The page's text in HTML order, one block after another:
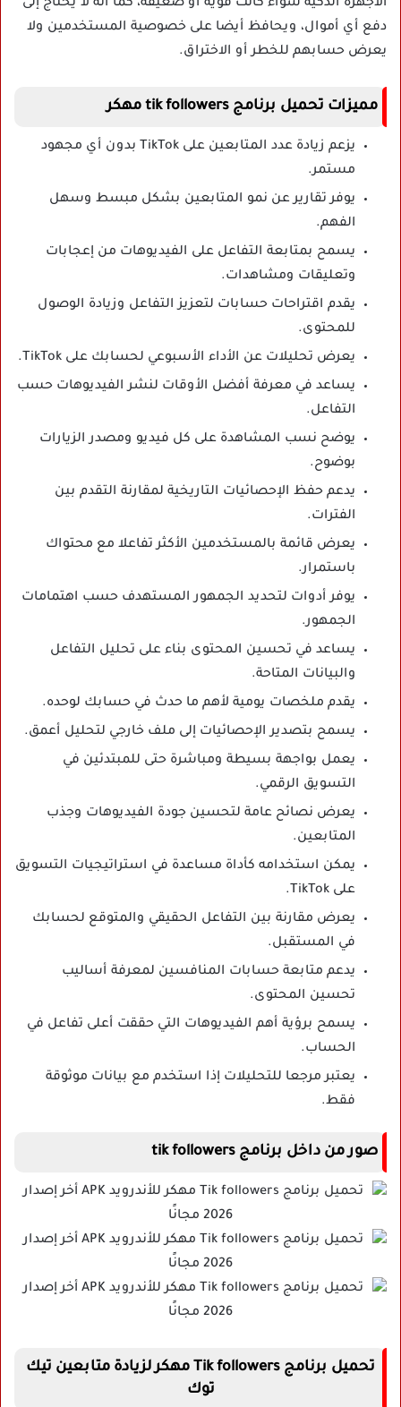
الأجهزة الذكية سواء كانت قوية أو ضعيفة، كما أنه لا يحتاج إلى
دفع أي أموال، ويحافظ أيضا على خصوصية المستخدمين ولا
يعرض حسابهم للخطر أو الاختراق.
مميزات تحميل برنامج tik followers مهكر
يزعم زيادة عدد المتابعين على TikTok بدون أي مجهود
مستمر.
يوفر تقارير عن نمو المتابعين بشكل مبسط وسهل
الفهم.
يسمح بمتابعة التفاعل على الفيديوهات من إعجابات
وتعليقات ومشاهدات.
يقدم اقتراحات حسابات لتعزيز التفاعل وزيادة الوصول
للمحتوى.
يعرض تحليلات عن الأداء الأسبوعي لحسابك على TikTok.
يساعد في معرفة أفضل الأوقات لنشر الفيديوهات حسب
التفاعل.
يوضح نسب المشاهدة على كل فيديو ومصدر الزيارات
بوضوح.
يدعم حفظ الإحصائيات التاريخية لمقارنة التقدم بين
الفترات.
يعرض قائمة بالمستخدمين الأكثر تفاعلا مع محتواك
باستمرار.
يوفر أدوات لتحديد الجمهور المستهدف حسب اهتمامات
الجمهور.
يساعد في تحسين المحتوى بناء على تحليل التفاعل
والبيانات المتاحة.
يقدم ملخصات يومية لأهم ما حدث في حسابك لوحده.
يسمح بتصدير الإحصائيات إلى ملف خارجي لتحليل أعمق.
يعمل بواجهة بسيطة ومباشرة حتى للمبتدئين في
التسويق الرقمي.
يعرض نصائح عامة لتحسين جودة الفيديوهات وجذب
المتابعين.
يمكن استخدامه كأداة مساعدة في استراتيجيات التسويق
على TikTok.
يعرض مقارنة بين التفاعل الحقيقي والمتوقع لحسابك
في المستقبل.
يدعم متابعة حسابات المنافسين لمعرفة أساليب
تحسين المحتوى.
يسمح برؤية أهم الفيديوهات التي حققت أعلى تفاعل في
الحساب.
يعتبر مرجعا للتحليلات إذا استخدم مع بيانات موثوقة
فقط.
صور من داخل برنامج tik followers
تحميل برنامج Tik followers مهكر لزيادة متابعين تيك
توك